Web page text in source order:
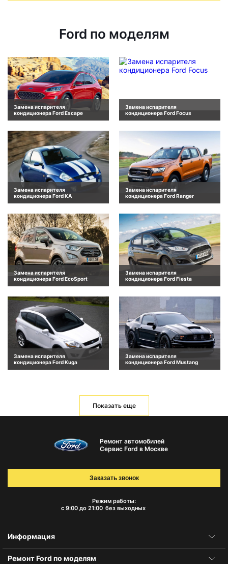
Ford по моделям
Замена испарителя
кондиционера Ford Escape
Замена испарителя
кондиционера Ford Focus
Замена испарителя
кондиционера Ford KA
Замена испарителя
кондиционера Ford Ranger
Замена испарителя
кондиционера Ford EcoSport
Замена испарителя
кондиционера Ford Fiesta
Замена испарителя
кондиционера Ford Kuga
Замена испарителя
кондиционера Ford Mustang
Показать еще
Ремонт автомобилей
Сервис Ford в Москве
Режим работы:
с 9:00 до 21:00 без выходных
Заказать звонок
Информация
Ремонт Ford по моделям